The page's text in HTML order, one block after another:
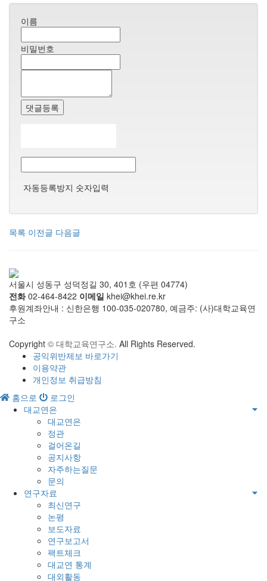
이름
비밀번호
댓글등록
자동등록방지 숫자입력
목록 이전글 다음글
서울시 성동구 성덕정길 30, 401호 (우편 04774)
전화02-464-8422 이메일 khei@khei.re.kr
후원계좌안내 : 신한은행 100-035-020780, 예금주: (사)대학교육연
구소
Copyright © 대학교육연구소. All Rights Reserved.
공익위반제보 바로가기
이용약관
개인정보 취급방침
홈으로
로그인
대교연은
대교연은
정관
걸어온길
공지사항
자주하는질문
문의
연구자료
최신연구
논평
보도자료
연구보고서
팩트체크
대교연 통계
대외활동